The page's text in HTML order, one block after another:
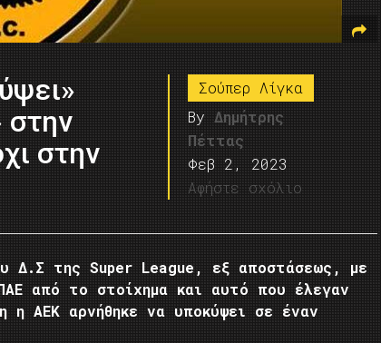
στην
στην
Σούπερ Λίγκα
By Δημήτρης
Πέττας
Φεβ 2, 2023
Αφήστε σχόλιο
Δ.Σ της Super League, εξ αποστάσεως, με
από το στοίχημα και αυτό που έλεγαν
ΑΕΚ αρνήθηκε να υποκύψει σε έναν